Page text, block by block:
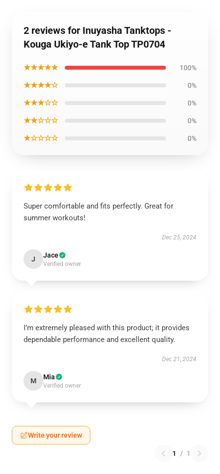
2 reviews for Inuyasha Tanktops -
Kouga Ukiyo-e Tank Top TP0704
★★★★★ 100%
★★★★☆ 0%
★★★☆☆ 0%
★★☆☆☆ 0%
★☆☆☆☆ 0%
Super comfortable and fits perfectly. Great for
summer workouts!
Dec 25, 2024
J Jace
Verified owner
I’m extremely pleased with this product; it provides
dependable performance and excellent quality.
Dec 21, 2024
M Mia
Verified owner
Write your review
1 / 1